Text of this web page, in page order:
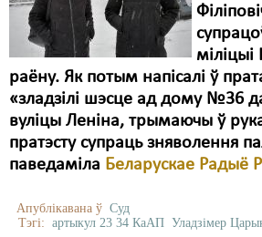
міліцыі
раёну. Як потым напісалі ў
«зладзілі шэсце ад дому №36
вуліцы Леніна, трымаючы ў
пратэсту супраць зняволення
паведаміла Беларускае Радыё
Апублікавана ў Суд
Тэгі: артыкул 23 34 КаАП Уладзімер
Распальваньне варожасьці
Рознае
Свабода слова
Свабода сумленьня
Экалёгія